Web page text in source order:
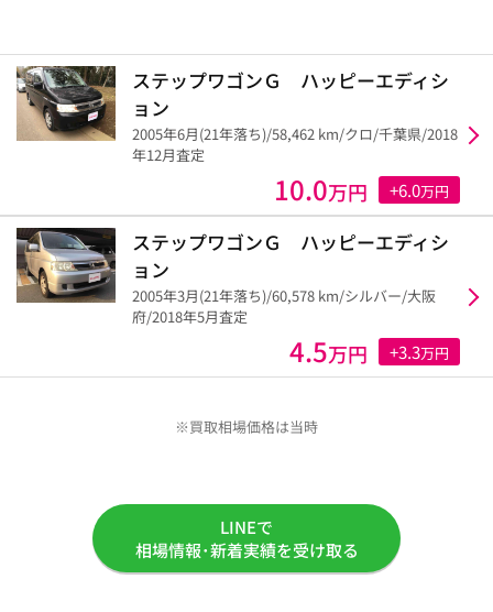
ステップワゴンＧ ハッピーエディシ
ョン
2005年6月(21年落ち)/58,462 km/クロ/千葉県/2018
年12月査定
10.0万円 +6.0万円
ステップワゴンＧ ハッピーエディシ
ョン
2005年3月(21年落ち)/60,578 km/シルバー/大阪
府/2018年5月査定
4.5万円 +3.3万円
※買取相場価格は当時
LINEで
相場情報･新着実績を受け取る